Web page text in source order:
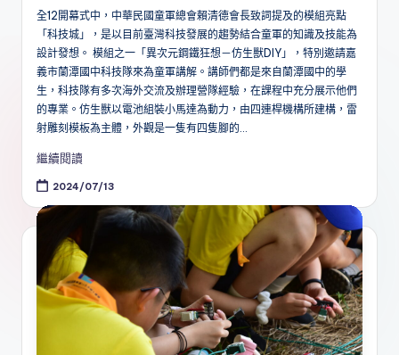
全12開幕式中，中華民國童軍總會賴清德會長致詞提及的模組亮點
「科技城」，是以目前臺灣科技發展的趨勢結合童軍的知識及技能為
設計發想。 模組之一「異次元鋼鐵狂想－仿生獸DIY」，特別邀請嘉
義市蘭潭國中科技隊來為童軍講解。講師們都是來自蘭潭國中的學
生，科技隊有多次海外交流及辦理營隊經驗，在課程中充分展示他們
的專業。仿生獸以電池組裝小馬達為動力，由四連桿機構所建構，雷
射雕刻模板為主體，外觀是一隻有四隻腳的...
繼續閱讀
2024/07/13